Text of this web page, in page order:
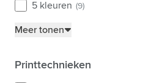
5 kleuren (9)
Meer tonen
Printtechnieken
Printtechnieken